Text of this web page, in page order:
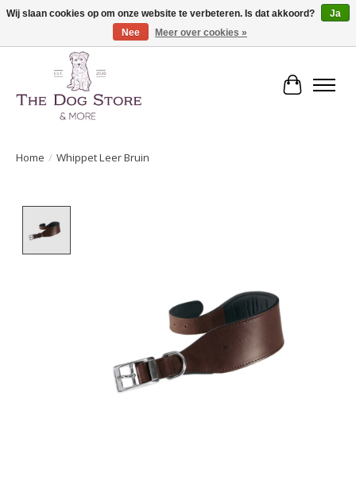
De speciaalzaak in hondenartikelen en meer!
Home / Whippet Leer Bruin
Wij slaan cookies op om onze website te verbeteren. Is dat akkoord?
Ja
Nee
Meer over cookies »